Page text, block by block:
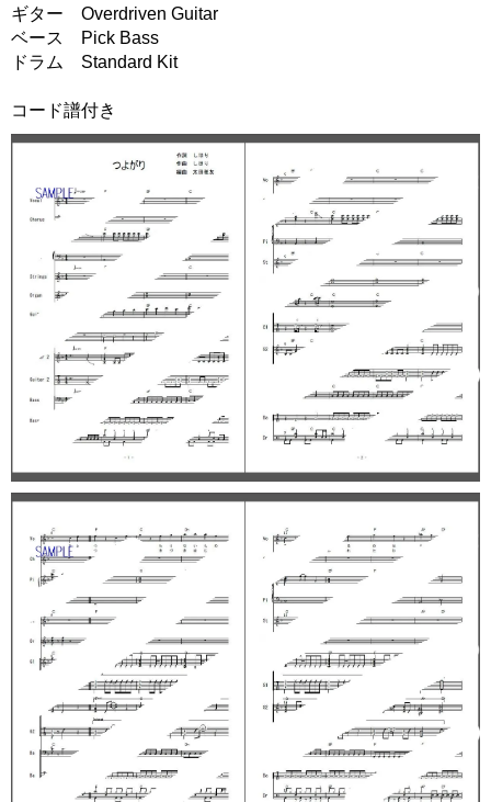
ギター Overdriven Guitar
ベース Pick Bass
ドラム Standard Kit
コード譜付き